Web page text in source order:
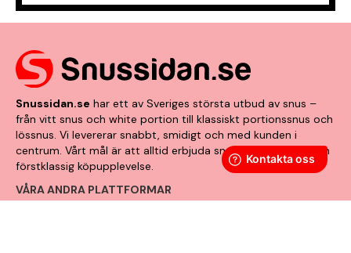
Snussidan.se har ett av Sveriges största utbud av snus –
från vitt snus och white portion till klassiskt portionssnus och
lössnus. Vi levererar snabbt, smidigt och med kunden i
centrum. Vårt mål är att alltid erbjuda snabb leverans och en
förstklassig köpupplevelse.
VÅRA ANDRA PLATTFORMAR